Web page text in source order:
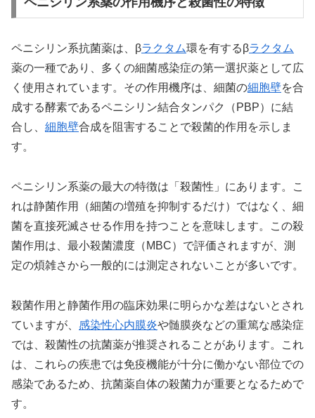
ペニシリン系抗菌薬は、βラクタム環を有するβラクタム
薬の一種であり、多くの細菌感染症の第一選択薬として広
く使用されています。その作用機序は、細菌の細胞壁を合
成する酵素であるペニシリン結合タンパク（PBP）に結
合し、 細胞壁合成を阻害することで殺菌的作用を示しま
す。
ペニシリン系薬の最大の特徴は「殺菌性」にあります。こ
れは静菌作用（細菌の増殖を抑制するだけ）ではなく、細
菌を直接死滅させる作用を持つことを意味します。この殺
菌作用は、最小殺菌濃度（MBC）で評価されますが、測
定の煩雑さから一般的には測定されないことが多いです。
殺菌作用と静菌作用の臨床効果に明らかな差はないとされ
ていますが、 感染性心内膜炎や髄膜炎などの重篤な感染症
では、殺菌性の抗菌薬が推奨されることがあります。これ
は、これらの疾患では免疫機能が十分に働かない部位での
感染であるため、抗菌薬自体の殺菌力が重要となるためで
す。